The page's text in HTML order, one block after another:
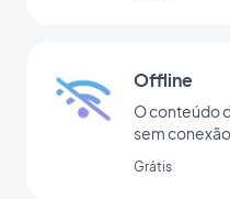
Offline
O conteúdo
sem conexão
Grátis